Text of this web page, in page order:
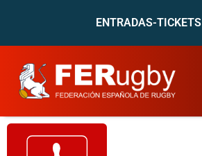
ENTRADAS-TICKETS